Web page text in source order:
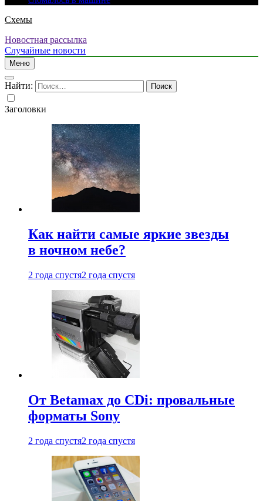
Схемы
Новостная рассылка
Случайные новости
Меню
Найти:
Заголовки
Как найти самые яркие звезды
в ночном небе?
2 года спустя2 года спустя
От Betamax до CDi: провальные
форматы Sony
2 года спустя2 года спустя